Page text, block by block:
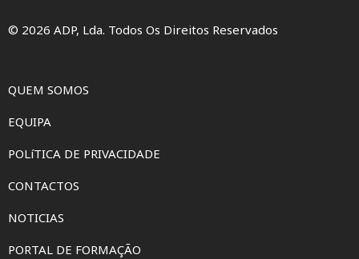
© 2026 ADP, Lda. Todos Os Direitos Reservados
QUEM SOMOS
EQUIPA
POLíTICA DE PRIVACIDADE
CONTACTOS
NOTICIAS
PORTAL DE FORMAÇÃO